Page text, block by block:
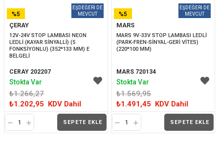
ÇERAY
12V-24V STOP LAMBASI NEON
LEDLİ (KAYAR SİNYALLİ) (5
FONKSİYONLU) (352*133 MM) E
BELGELİ
CERAY 202207
₺1.266,27
₺1.202,95 KDV Dahil
SEPETE EKLE
%5
İNDIRIM
Stokta Var
MARS
MARS 9V-33V STOP LAMBASI LEDLİ
(PARK-FREN-SİNYAL-GERİ VİTES)
(220*100 MM)
MARS 720134
₺1.569,95
₺1.491,45 KDV Dahil
SEPETE EKLE
%5
İNDIRIM
Stokta Var